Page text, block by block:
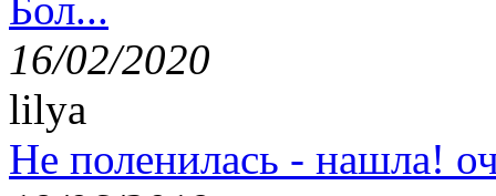
16/02/2020
lilya
Не поленилась - нашла!